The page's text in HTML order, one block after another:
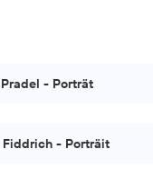
- Porträt
Fiddrich - Porträit